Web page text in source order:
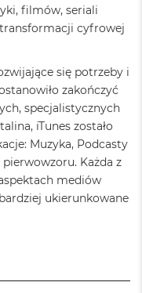
filmów, seriali
cyfrowej
się potrzeby i
zakończyć
specjalistycznych
iTunes zostało
Muzyka, Podcasty
Każda z
mediów
ukierunkowane